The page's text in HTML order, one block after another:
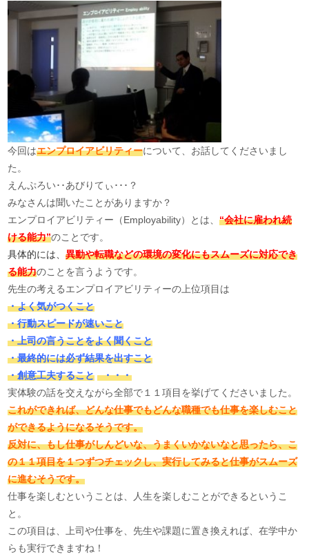
今回はエンプロイアビリティーについて、お話してくださいまし
た。
えんぷろい･･あびりてぃ･･･？
みなさんは聞いたことがありますか？
エンプロイアビリティー（Employability）とは、“会社に雇われ続
ける能力”のことです。
具体的には、異動や転職などの環境の変化にもスムーズに対応でき
る能力のことを言うようです。
先生の考えるエンプロイアビリティーの上位項目は
・よく気がつくこと
・行動スピードが速いこと
・上司の言うことをよく聞くこと
・最終的には必ず結果を出すこと
・創意工夫すること ・・・
実体験の話を交えながら全部で１１項目を挙げてくださいました。
これができれば、どんな仕事でもどんな職種でも仕事を楽しむこと
ができるようになるそうです。
反対に、もし仕事がしんどいな、うまくいかないなと思ったら、こ
の１１項目を１つずつチェックし、実行してみると仕事がスムーズ
に進むそうです。
仕事を楽しむということは、人生を楽しむことができるというこ
と。
この項目は、上司や仕事を、先生や課題に置き換えれば、在学中か
らも実行できますね！